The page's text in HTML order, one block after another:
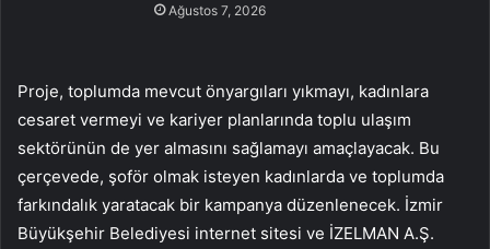
Ağustos 7, 2026
Proje, toplumda mevcut önyargıları yıkmayı, kadınlara
cesaret vermeyi ve kariyer planlarında toplu ulaşım
sektörünün de yer almasını sağlamayı amaçlayacak. Bu
çerçevede, şoför olmak isteyen kadınlarda ve toplumda
farkındalık yaratacak bir kampanya düzenlenecek. İzmir
Büyükşehir Belediyesi internet sitesi ve İZELMAN A.Ş.